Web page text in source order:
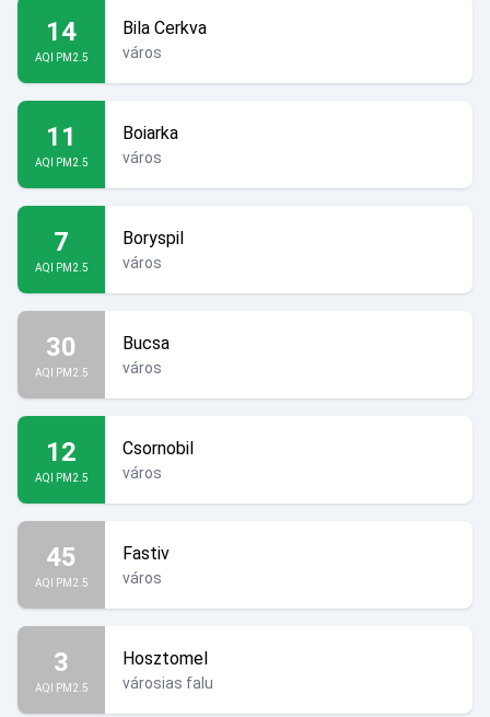
14
AQI PM2.5
Bila Cerkva
város
11
AQI PM2.5
Boiarka
város
7
AQI PM2.5
Boryspil
város
30
AQI PM2.5
Bucsa
város
12
AQI PM2.5
Csornobil
város
45
AQI PM2.5
Fastiv
város
3
AQI PM2.5
Hosztomel
városias falu